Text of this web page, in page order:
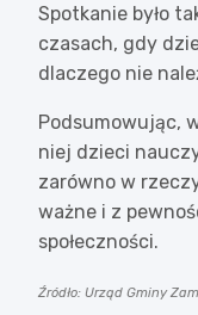
Spotkanie było
czasach, gdy
dlaczego nie
Podsumowując,
niej dzieci
zarówno w
ważne i z
społeczności.
Źródło: Urząd Gminy